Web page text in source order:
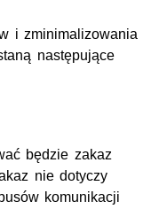
i zminimalizowania
następujące
będzie zakaz
nie dotyczy
komunikacji